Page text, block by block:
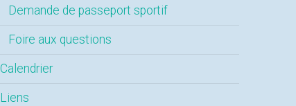
Demande de passeport sportif
Foire aux questions
Calendrier
Liens